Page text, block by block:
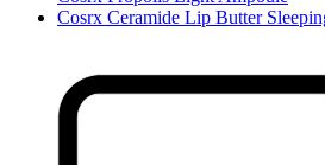
Cosrx Ceramide Lip Butter